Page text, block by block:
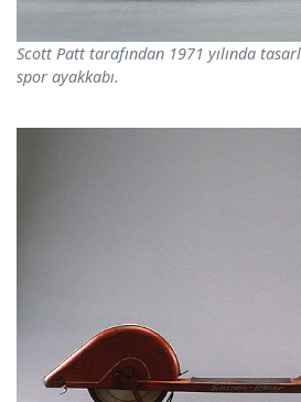
Scott Patt tarafından 1971 yılında
spor ayakkabı.